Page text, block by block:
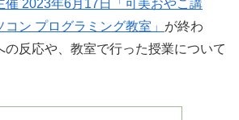
催 2023年6月17日「可美おやこ講
ン プログラミング教室」 が終わ
の反応や、教室で行った授業について